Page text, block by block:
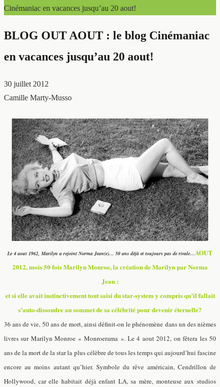
Cinémaniac en vacances jusqu’au 20 aout!
BLOG OUT AOUT : le blog Cinémaniac
en vacances jusqu’au 20 aout!
30 juillet 2012
Camille Marty-Musso
Le 4 aout 1962, Marilyn a rejoint Norma Jean(e)… 50 ans déjà et toujours pas de rivale…AOUT
2012, mois 50 fois Marilyn Monroe, la création de Marilyn par Norma
Jean :
et si elle avait instinctivement tout saisi du star-system y compris qu’il fallait
s’auto-dissoudre au sommet de sa célébrité pour devenir éternelle?
36 ans de vie, 50 ans de mort, ainsi définit-on le phénomène dans un des nièmes
livres sur Marilyn Monroe « Monroerama ». Le 4 aout 2012, on fêtera les 50
ans de la mort de la star la plus célèbre de tous les temps qui aujourd’hui fascine
encore au moins autant qu’hier. Symbole du rêve américain, Cendrillon de
Hollywood, car elle habitait déjà enfant LA, sa mère, monteuse aux studios